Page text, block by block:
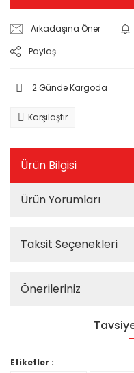
Arkadaşına Öner
Paylaş
2 Günde Kargoda
Karşılaştır
Ürün Bilgisi
Ürün Yorumları
Taksit Seçenekleri
Önerileriniz
Etiketler :